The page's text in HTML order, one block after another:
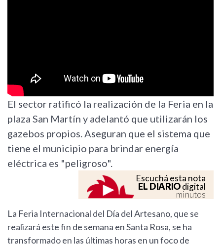
El sector ratificó la realización de la Feria en la
plaza San Martín y adelantó que utilizarán los
gazebos propios. Aseguran que el sistema que
tiene el municipio para brindar energía
eléctrica es "peligroso".
Escuchá esta nota
EL DIARIOdigital
minutos
La Feria Internacional del Día del Artesano, que se
realizará este fin de semana en Santa Rosa, se ha
transformado en las últimas horas en un foco de